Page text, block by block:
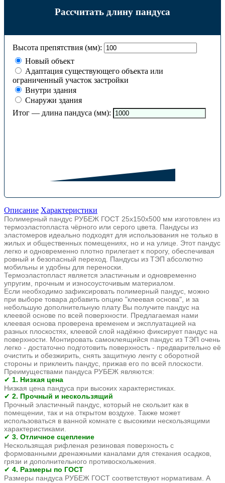
Рассчитать длину пандуса
Высота препятствия (мм):
Новый объект
Адаптация существующего объекта или
ограниченный участок застройки
Внутри здания
Снаружи здания
Итог — длина пандуса (мм):
Описание Характеристики
Полимерный пандус РУБЕЖ ГОСТ 25х150x500 мм изготовлен из
термоэластопласта чёрного или серого цвета. Пандусы из
эластомеров идеально подходят для использования не только в
жилых и общественных помещениях, но и на улице. Этот пандус
легко и одновременно плотно прилегает к порогу, обеспечивая
ровный и безопасный переход. Пандусы из ТЭП абсолютно
мобильны и удобны для переноски.
Термоэластопласт является эластичным и одновременно
упругим, прочным и износоусточивым материалом.
Если необходимо зафиксировать полимерный пандус, можно
при выборе товара добавить опцию "клеевая основа", и за
небольшую дополнительную плату Вы получите пандус на
клеевой основе по всей поверхности. Предлагаемая нами
клеевая основа проверена временем и эксплуатацией на
разных плоскостях, клеевой слой надёжно фиксирует пандус на
поверхности. Монтировать самоклеящийся пандус из ТЭП очень
легко - достаточно подготовить поверхность - предварительно её
очистить и обезжирить, снять защитную ленту с оборотной
стороны и приклеить пандус, прижав его по всей плоскости.
Преимуществами пандуса РУБЕЖ являются:
✔ 1. Низкая цена
Низкая цена пандуса при высоких характеристиках.
✔ 2. Прочный и нескользящий
Прочный эластичный пандус, который не скользит как в
помещении, так и на открытом воздухе. Также может
использоваться в ванной комнате с высокими нескользящими
характеристиками.
✔ 3. Отличное сцепление
Нескользящая рифленая резиновая поверхность с
формованными дренажными каналами для стекания осадков,
грязи и дополнительного противоскольжения.
✔ 4. Размеры по ГОСТ
Размеры пандуса РУБЕЖ ГОСТ соответствуют нормативам. А